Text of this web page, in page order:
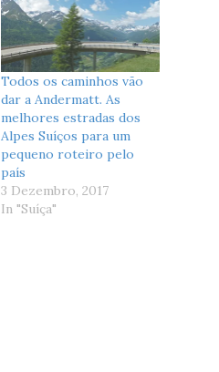
Todos os caminhos vão
dar a Andermatt. As
melhores estradas dos
Alpes Suíços para um
pequeno roteiro pelo
país
3 Dezembro, 2017
In "Suíça"